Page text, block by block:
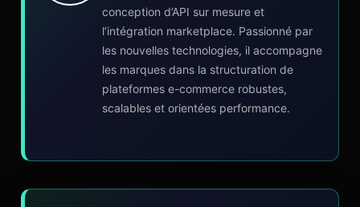
conception d’API sur mesure et
l’intégration marketplace. Passionné par
les nouvelles technologies, il accompagne
les marques dans la structuration de
plateformes e-commerce robustes,
scalables et orientées performance.